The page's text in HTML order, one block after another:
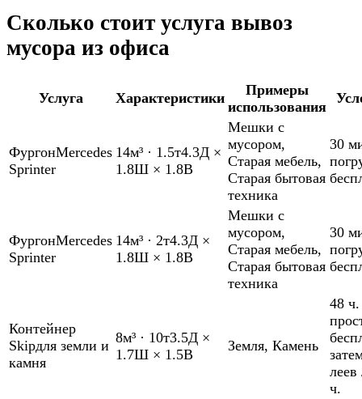
Сколько стоит услуга вывоз
мусора из офиса
Услуга Характеристики
Примеры
использования
ФургонMercedes
Sprinter
14м³ · 1.5т4.3Д ×
1.8Ш × 1.8В
Мешки с
мусором,
Старая мебель,
Старая бытовая
техника
30
ФургонMercedes
Sprinter
14м³ · 2т4.3Д ×
1.8Ш × 1.8В
Мешки с
мусором,
Старая мебель,
Старая бытовая
техника
30
Контейнер
Skipдля земли и
камня
8м³ · 10т3.5Д ×
1.7Ш × 1.5В
Земля, Камень
48 ч.
леев
ч.